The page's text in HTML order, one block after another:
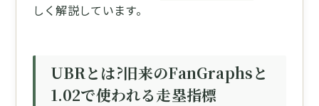
しく解説しています。
UBRとは?旧来のFanGraphsと
1.02で使われる走塁指標